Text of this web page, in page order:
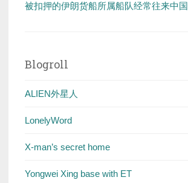
被扣押的伊朗货船所属船队经常往来中国
Blogroll
ALIEN外星人
LonelyWord
X-man’s secret home
Yongwei Xing base with ET